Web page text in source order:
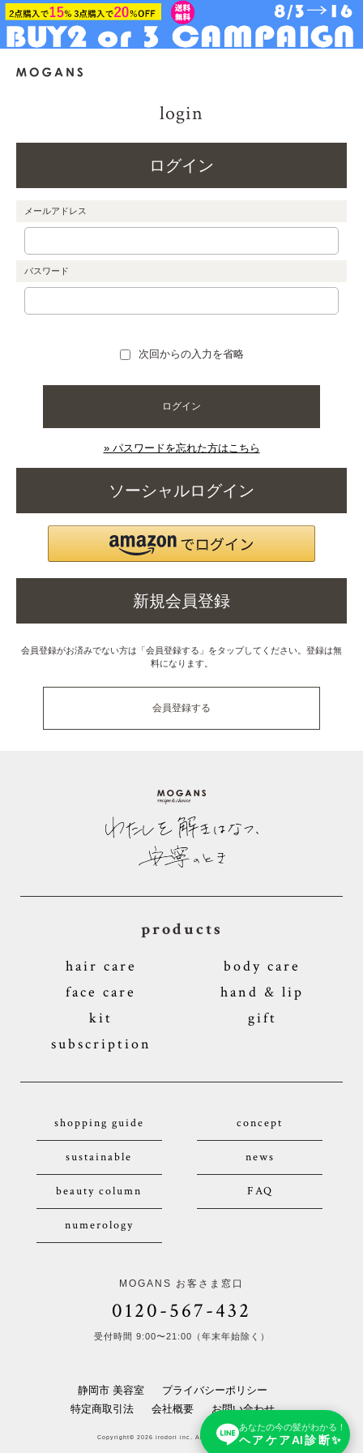
あなたの今の髪がわかる！
ヘアケアAI診断✨
login
ログイン
メールアドレス
パスワード
次回からの入力を省略
ログイン
» パスワードを忘れた方はこちら
ソーシャルログイン
新規会員登録
会員登録がお済みでない方は「会員登録する」をタップしてください。登録は無
料になります。
会員登録する
products
hair care
body care
face care
hand & lip
kit
gift
subscription
shopping guide concept
sustainable news
beauty column FAQ
numerology
MOGANS お客さま窓口
0120-567-432
受付時間 9:00〜21:00（年末年始除く）
静岡市 美容室
プライバシーポリシー
特定商取引法
会社概要 お問い合わせ
Copyright© 2026 irodori inc. All Rights Reserved.